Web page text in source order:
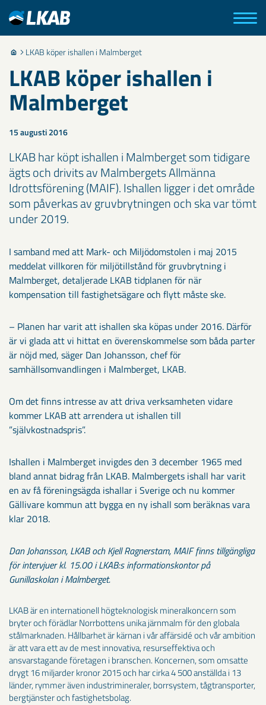
LKAB köper ishallen i Malmberget
LKAB köper ishallen i
Malmberget
15 augusti 2016
LKAB har köpt ishallen i Malmberget som tidigare
ägts och drivits av Malmbergets Allmänna
Idrottsförening (MAIF). Ishallen ligger i det område
som påverkas av gruvbrytningen och ska var tömt
under 2019.
I samband med att Mark- och Miljödomstolen i maj 2015
meddelat villkoren för miljötillstånd för gruvbrytning i
Malmberget, detaljerade LKAB tidplanen för när
kompensation till fastighetsägare och flytt måste ske.
– Planen har varit att ishallen ska köpas under 2016. Därför
är vi glada att vi hittat en överenskommelse som båda parter
är nöjd med, säger Dan Johansson, chef för
samhällsomvandlingen i Malmberget, LKAB.
Om det finns intresse av att driva verksamheten vidare
kommer LKAB att arrendera ut ishallen till
”självkostnadspris”.
Ishallen i Malmberget invigdes den 3 december 1965 med
bland annat bidrag från LKAB. Malmbergets ishall har varit
en av få föreningsägda ishallar i Sverige och nu kommer
Gällivare kommun att bygga en ny ishall som beräknas vara
klar 2018.
Dan Johansson, LKAB och Kjell Ragnerstam, MAIF finns tillgängliga
för intervjuer kl. 15.00 i LKAB:s informationskontor på
Gunillaskolan i Malmberget.
LKAB är en internationell högteknologisk mineralkoncern som
bryter och förädlar Norrbottens unika järnmalm för den globala
stålmarknaden. Hållbarhet är kärnan i vår affärsidé och vår ambition
är att vara ett av de mest innovativa, resurseffektiva och
ansvarstagande företagen i branschen. Koncernen, som omsatte
drygt 16 miljarder kronor 2015 och har cirka 4 500 anställda i 13
länder, rymmer även industrimineraler, borrsystem, tågtransporter,
bergtjänster och fastighetsbolag.